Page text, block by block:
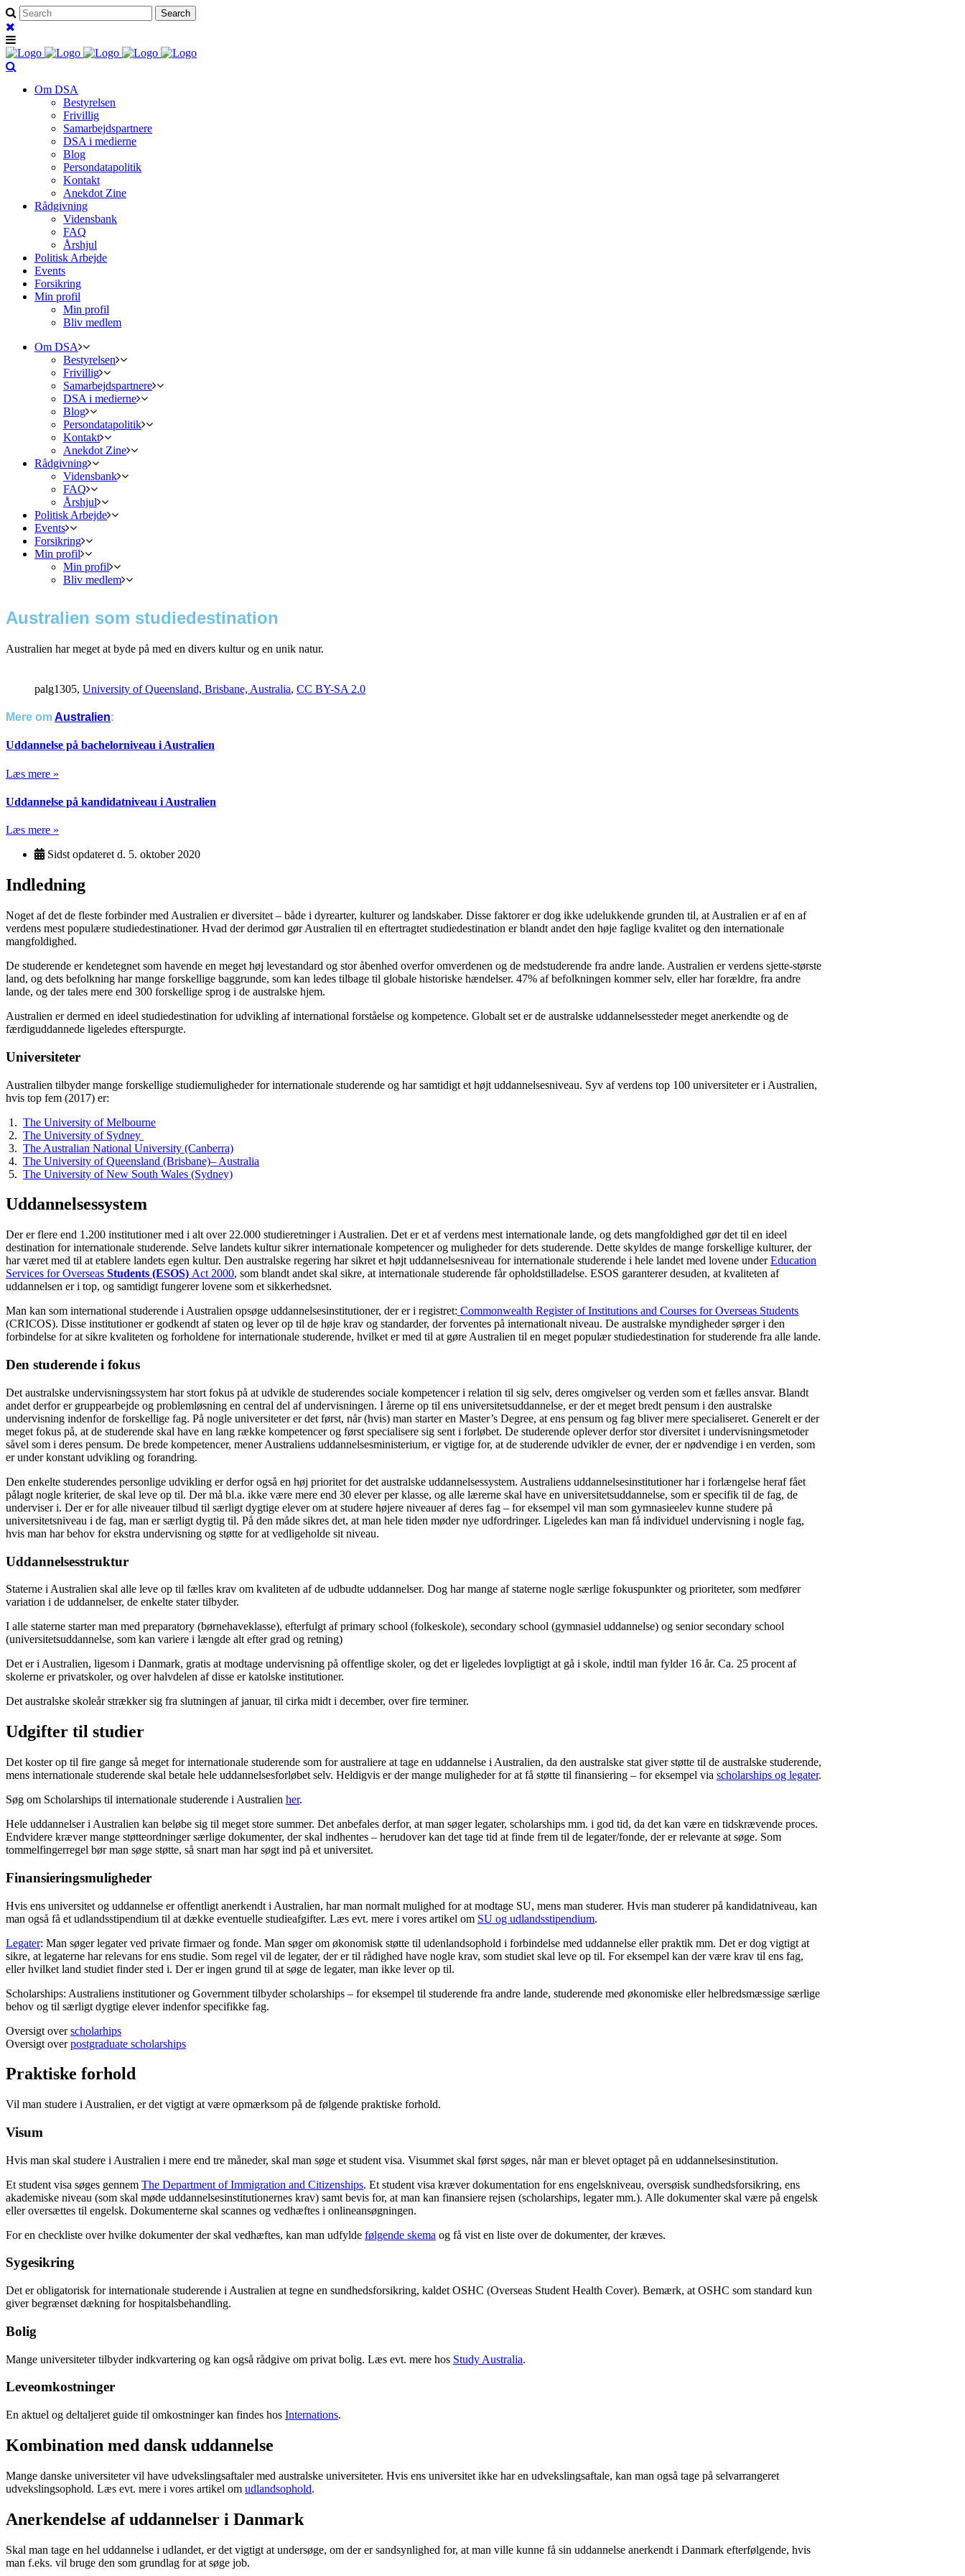
Om DSA
Bestyrelsen
Frivillig
Samarbejdspartnere
DSA i medierne
Blog
Persondatapolitik
Kontakt
Anekdot Zine
Rådgivning
Vidensbank
FAQ
Årshjul
Politisk Arbejde
Events
Forsikring
Min profil
Min profil
Bliv medlem
Om DSA
Bestyrelsen
Frivillig
Samarbejdspartnere
DSA i medierne
Blog
Persondatapolitik
Kontakt
Anekdot Zine
Rådgivning
Vidensbank
FAQ
Årshjul
Politisk Arbejde
Events
Forsikring
Min profil
Min profil
Bliv medlem
Australien som studiedestination
Australien har meget at byde på med en divers kultur og en unik natur.
palg1305, University of Queensland, Brisbane, Australia, CC BY-SA 2.0
Mere omAustralien:
Uddannelse på bachelorniveau i Australien
Læs mere »
Uddannelse på kandidatniveau i Australien
Læs mere »
Sidst opdateret d. 5. oktober 2020
Indledning
Noget af det de fleste forbinder med Australien er diversitet – både i dyrearter, kulturer og landskaber. Disse faktorer er dog ikke udelukkende grunden til, at Australien er af en af
verdens mest populære studiedestinationer. Hvad der derimod gør Australien til en eftertragtet studiedestination er blandt andet den høje faglige kvalitet og den internationale
mangfoldighed.
De studerende er kendetegnet som havende en meget høj levestandard og stor åbenhed overfor omverdenen og de medstuderende fra andre lande. Australien er verdens sjette-største
land, og dets befolkning har mange forskellige baggrunde, som kan ledes tilbage til globale historiske hændelser. 47% af befolkningen kommer selv, eller har forældre, fra andre
lande, og der tales mere end 300 forskellige sprog i de australske hjem.
Australien er dermed en ideel studiedestination for udvikling af international forståelse og kompetence. Globalt set er de australske uddannelsessteder meget anerkendte og de
færdiguddannede ligeledes efterspurgte.
Universiteter
Australien tilbyder mange forskellige studiemuligheder for internationale studerende og har samtidigt et højt uddannelsesniveau. Syv af verdens top 100 universiteter er i Australien,
hvis top fem (2017) er:
1. The University of Melbourne
2. The University of Sydney
3. The Australian National University (Canberra)
4. The University of Queensland (Brisbane)– Australia
5. The University of New South Wales (Sydney)
Uddannelsessystem
Der er flere end 1.200 institutioner med i alt over 22.000 studieretninger i Australien. Det er et af verdens mest internationale lande, og dets mangfoldighed gør det til en ideel
destination for internationale studerende. Selve landets kultur sikrer internationale kompetencer og muligheder for dets studerende. Dette skyldes de mange forskellige kulturer, der
har været med til at etablere landets egen kultur. Den australske regering har sikret et højt uddannelsesniveau for internationale studerende i hele landet med lovene underEducation
Services for Overseas Students (ESOS) Act 2000, som blandt andet skal sikre, at internationale studerende får opholdstilladelse. ESOS garanterer desuden, at kvaliteten af
uddannelsen er i top, og samtidigt fungerer lovene som et sikkerhedsnet.
Man kan som international studerende i Australien opsøge uddannelsesinstitutioner, der er i registret: Commonwealth Register of Institutions and Courses for Overseas Students
(CRICOS). Disse institutioner er godkendt af staten og lever op til de høje krav og standarder, der forventes på internationalt niveau. De australske myndigheder sørger i den
forbindelse for at sikre kvaliteten og forholdene for internationale studerende, hvilket er med til at gøre Australien til en meget populær studiedestination for studerende fra alle lande.
Den studerende i fokus
Det australske undervisningssystem har stort fokus på at udvikle de studerendes sociale kompetencer i relation til sig selv, deres omgivelser og verden som et fælles ansvar. Blandt
andet derfor er gruppearbejde og problemløsning en central del af undervisningen. I årerne op til ens universitetsuddannelse, er der et meget bredt pensum i den australske
undervisning indenfor de forskellige fag. På nogle universiteter er det først, når (hvis) man starter en Master’s Degree, at ens pensum og fag bliver mere specialiseret. Generelt er der
meget fokus på, at de studerende skal have en lang række kompetencer og først specialisere sig sent i forløbet. De studerende oplever derfor stor diversitet i undervisningsmetoder
såvel som i deres pensum. De brede kompetencer, mener Australiens uddannelsesministerium, er vigtige for, at de studerende udvikler de evner, der er nødvendige i en verden, som
er under konstant udvikling og forandring.
Den enkelte studerendes personlige udvikling er derfor også en høj prioritet for det australske uddannelsessystem. Australiens uddannelsesinstitutioner har i forlængelse heraf fået
pålagt nogle kriterier, de skal leve op til. Der må bl.a. ikke være mere end 30 elever per klasse, og alle lærerne skal have en universitetsuddannelse, som er specifik til de fag, de
underviser i. Der er for alle niveauer tilbud til særligt dygtige elever om at studere højere niveauer af deres fag – for eksempel vil man som gymnasieelev kunne studere på
universitetsniveau i de fag, man er særligt dygtig til. På den måde sikres det, at man hele tiden møder nye udfordringer. Ligeledes kan man få individuel undervisning i nogle fag,
hvis man har behov for ekstra undervisning og støtte for at vedligeholde sit niveau.
Uddannelsesstruktur
Staterne i Australien skal alle leve op til fælles krav om kvaliteten af de udbudte uddannelser. Dog har mange af staterne nogle særlige fokuspunkter og prioriteter, som medfører
variation i de uddannelser, de enkelte stater tilbyder.
I alle staterne starter man med preparatory (børnehaveklasse), efterfulgt af primary school (folkeskole), secondary school (gymnasiel uddannelse) og senior secondary school
(universitetsuddannelse, som kan variere i længde alt efter grad og retning)
Det er i Australien, ligesom i Danmark, gratis at modtage undervisning på offentlige skoler, og det er ligeledes lovpligtigt at gå i skole, indtil man fylder 16 år. Ca. 25 procent af
skolerne er privatskoler, og over halvdelen af disse er katolske institutioner.
Det australske skoleår strækker sig fra slutningen af januar, til cirka midt i december, over fire terminer.
Udgifter til studier
Det koster op til fire gange så meget for internationale studerende som for australiere at tage en uddannelse i Australien, da den australske stat giver støtte til de australske studerende,
mens internationale studerende skal betale hele uddannelsesforløbet selv. Heldigvis er der mange muligheder for at få støtte til finansiering – for eksempel via scholarships og legater.
Søg om Scholarships til internationale studerende i Australien her.
Hele uddannelser i Australien kan beløbe sig til meget store summer. Det anbefales derfor, at man søger legater, scholarships mm. i god tid, da det kan være en tidskrævende proces.
Endvidere kræver mange støtteordninger særlige dokumenter, der skal indhentes – herudover kan det tage tid at finde frem til de legater/fonde, der er relevante at søge. Som
tommelfingerregel bør man søge støtte, så snart man har søgt ind på et universitet.
Finansieringsmuligheder
Hvis ens universitet og uddannelse er offentligt anerkendt i Australien, har man normalt mulighed for at modtage SU, mens man studerer. Hvis man studerer på kandidatniveau, kan
man også få et udlandsstipendium til at dække eventuelle studieafgifter. Læs evt. mere i vores artikel om SU og udlandsstipendium.
Legater: Man søger legater ved private firmaer og fonde. Man søger om økonomisk støtte til udenlandsophold i forbindelse med uddannelse eller praktik mm. Det er dog vigtigt at
sikre, at legaterne har relevans for ens studie. Som regel vil de legater, der er til rådighed have nogle krav, som studiet skal leve op til. For eksempel kan der være krav til ens fag,
eller hvilket land studiet finder sted i. Der er ingen grund til at søge de legater, man ikke lever op til.
Scholarships: Australiens institutioner og Government tilbyder scholarships – for eksempel til studerende fra andre lande, studerende med økonomiske eller helbredsmæssige særlige
behov og til særligt dygtige elever indenfor specifikke fag.
Oversigt overscholarhips
Oversigt overpostgraduate scholarships
Praktiske forhold
Vil man studere i Australien, er det vigtigt at være opmærksom på de følgende praktiske forhold.
Visum
Hvis man skal studere i Australien i mere end tre måneder, skal man søge et student visa. Visummet skal først søges, når man er blevet optaget på en uddannelsesinstitution.
Et student visa søges gennem The Department of Immigration and Citizenships. Et student visa kræver dokumentation for ens engelskniveau, oversøisk sundhedsforsikring, ens
akademiske niveau (som skal møde uddannelsesinstitutionernes krav) samt bevis for, at man kan finansiere rejsen (scholarships, legater mm.). Alle dokumenter skal være på engelsk
eller oversættes til engelsk. Dokumenterne skal scannes og vedhæftes i onlineansøgningen.
For en checkliste over hvilke dokumenter der skal vedhæftes, kan man udfylde følgende skema og få vist en liste over de dokumenter, der kræves.
Sygesikring
Det er obligatorisk for internationale studerende i Australien at tegne en sundhedsforsikring, kaldet OSHC (Overseas Student Health Cover). Bemærk, at OSHC som standard kun
giver begrænset dækning for hospitalsbehandling.
Bolig
Mange universiteter tilbyder indkvartering og kan også rådgive om privat bolig. Læs evt. mere hos Study Australia.
Leveomkostninger
En aktuel og deltaljeret guide til omkostninger kan findes hos Internations.
Kombination med dansk uddannelse
Mange danske universiteter vil have udvekslingsaftaler med australske universiteter. Hvis ens universitet ikke har en udvekslingsaftale, kan man også tage på selvarrangeret
udvekslingsophold. Læs evt. mere i vores artikel om udlandsophold.
Anerkendelse af uddannelser i Danmark
Skal man tage en hel uddannelse i udlandet, er det vigtigt at undersøge, om der er sandsynlighed for, at man ville kunne få sin uddannelse anerkendt i Danmark efterfølgende, hvis
man f.eks. vil bruge den som grundlag for at søge job.